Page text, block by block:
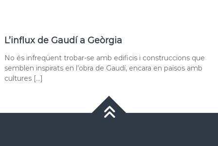
L’influx de Gaudí a Geòrgia
No és infreqüent trobar-se amb edificis i construccions que
semblen inspirats en l’obra de Gaudí, encara en països amb
cultures […]